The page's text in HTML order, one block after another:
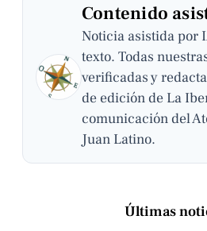
Contenido
Noticia asistida por
texto. Todas
verificadas y
de edición de La
comunicación del
Juan Latino.
Últimas